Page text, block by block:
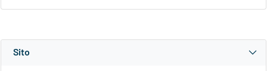
Sito